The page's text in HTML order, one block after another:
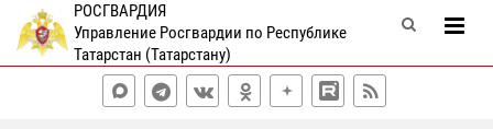
РОСГВАРДИЯ
Управление Росгвардии по Республике
Татарстан (Татарстану)